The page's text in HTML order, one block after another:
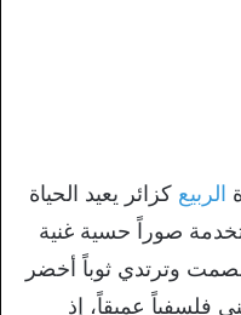
الربيع كزائر يعيد الحياة
صوراً حسية غنية
وترتدي ثوباً أخضر
فلسفياً عميقاً، إذ